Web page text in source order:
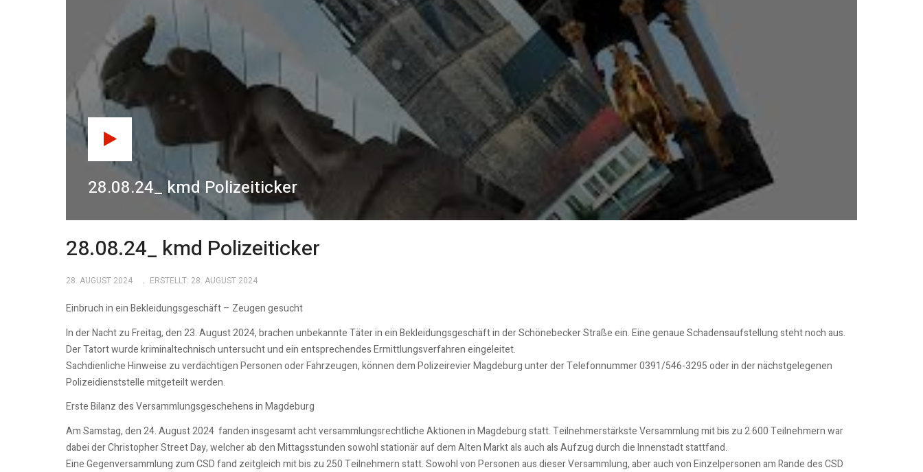
28.08.24_ kmd Polizeiticker
28.08.24_ kmd Polizeiticker
28. AUGUST 2024 ERSTELLT: 28. AUGUST 2024
Einbruch in ein Bekleidungsgeschäft – Zeugen gesucht
In der Nacht zu Freitag, den 23. August 2024, brachen unbekannte Täter in ein Bekleidungsgeschäft in der Schönebecker Straße ein. Eine genaue Schadensaufstellung steht noch aus.
Der Tatort wurde kriminaltechnisch untersucht und ein entsprechendes Ermittlungsverfahren eingeleitet.
Sachdienliche Hinweise zu verdächtigen Personen oder Fahrzeugen, können dem Polizeirevier Magdeburg unter der Telefonnummer 0391/546-3295 oder in der nächstgelegenen
Polizeidienststelle mitgeteilt werden.
Erste Bilanz des Versammlungsgeschehens in Magdeburg
Am Samstag, den 24. August 2024 fanden insgesamt acht versammlungsrechtliche Aktionen in Magdeburg statt. Teilnehmerstärkste Versammlung mit bis zu 2.600 Teilnehmern war
dabei der Christopher Street Day, welcher ab den Mittagsstunden sowohl stationär auf dem Alten Markt als auch als Aufzug durch die Innenstadt stattfand.
Eine Gegenversammlung zum CSD fand zeitgleich mit bis zu 250 Teilnehmern statt. Sowohl von Personen aus dieser Versammlung, aber auch von Einzelpersonen am Rande des CSD